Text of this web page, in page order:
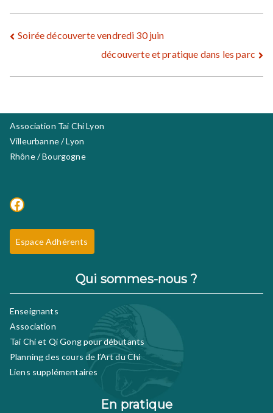
Navigation
Soirée découverte vendredi 30 juin
découverte et pratique dans les parc
Association Tai Chi Lyon
Villeurbanne / Lyon
Rhône / Bourgogne
Facebook
Espace Adhérents
Qui sommes-nous ?
Enseignants
Association
Tai Chi et Qi Gong pour débutants
Planning des cours de l’Art du Chi
Liens supplémentaires
En pratique